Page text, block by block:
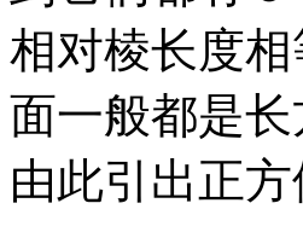
相对棱长度
面一般都是
由此引出正方